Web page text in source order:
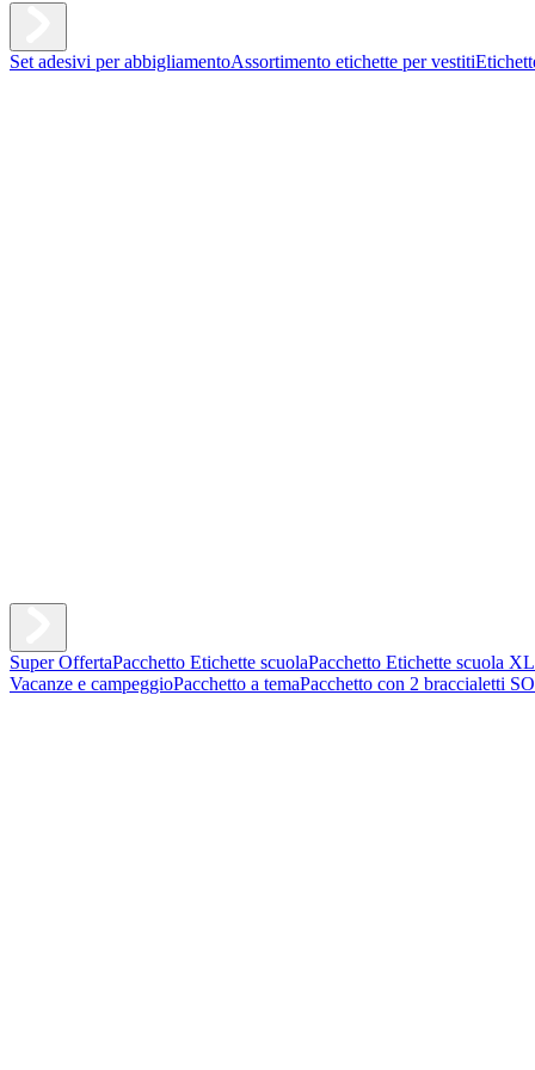
Set adesivi per abbigliamentoAssortimento etichette per vestiti
Super OffertaPacchetto Etichette scuolaPacchetto Etichette scuola XL
Vacanze e campeggioPacchetto a temaPacchetto con 2 braccialetti